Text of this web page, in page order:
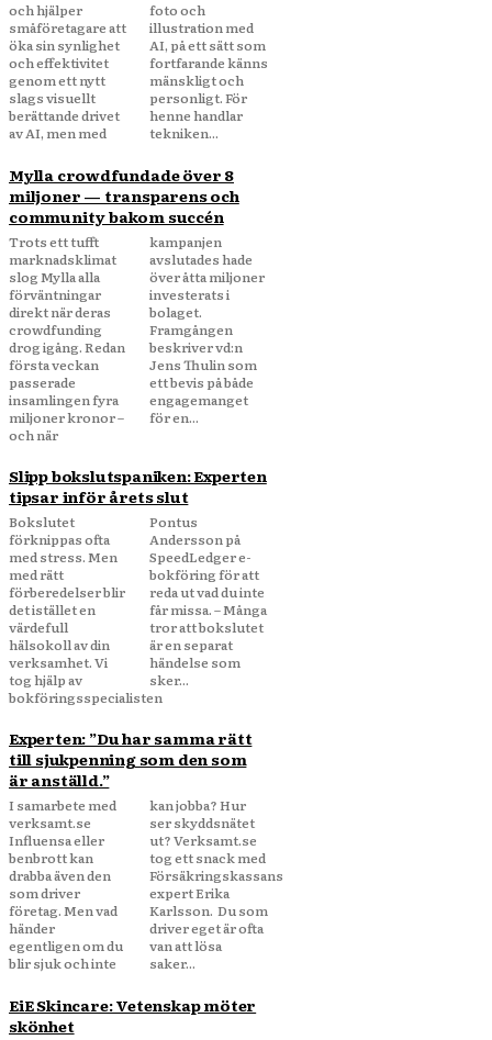
och hjälper
småföretagare att
öka sin synlighet
och effektivitet
genom ett nytt
slags visuellt
berättande drivet
av AI, men med
foto och
illustration med
AI, på ett sätt som
fortfarande känns
mänskligt och
personligt. För
henne handlar
tekniken...
Mylla crowdfundade över 8
miljoner — transparens och
community bakom succén
Trots ett tufft
marknadsklimat
slog Mylla alla
förväntningar
direkt när deras
crowdfunding
drog igång. Redan
första veckan
passerade
insamlingen fyra
miljoner kronor –
och när
kampanjen
avslutades hade
över åtta miljoner
investerats i
bolaget.
Framgången
beskriver vd:n
Jens Thulin som
ett bevis på både
engagemanget
för en...
Slipp bokslutspaniken: Experten
tipsar inför årets slut
Bokslutet
förknippas ofta
med stress. Men
med rätt
förberedelser blir
det istället en
värdefull
hälsokoll av din
verksamhet. Vi
tog hjälp av
bokföringsspecialisten
Pontus
Andersson på
SpeedLedger e-
bokföring för att
reda ut vad du inte
får missa. – Många
tror att bokslutet
är en separat
händelse som
sker...
Experten: ”Du har samma rätt
till sjukpenning som den som
är anställd.”
I samarbete med
verksamt.se
Influensa eller
benbrott kan
drabba även den
som driver
företag. Men vad
händer
egentligen om du
blir sjuk och inte
kan jobba? Hur
ser skyddsnätet
ut? Verksamt.se
tog ett snack med
Försäkringskassans
expert Erika
Karlsson. Du som
driver eget är ofta
van att lösa
saker...
EiE Skincare: Vetenskap möter
skönhet